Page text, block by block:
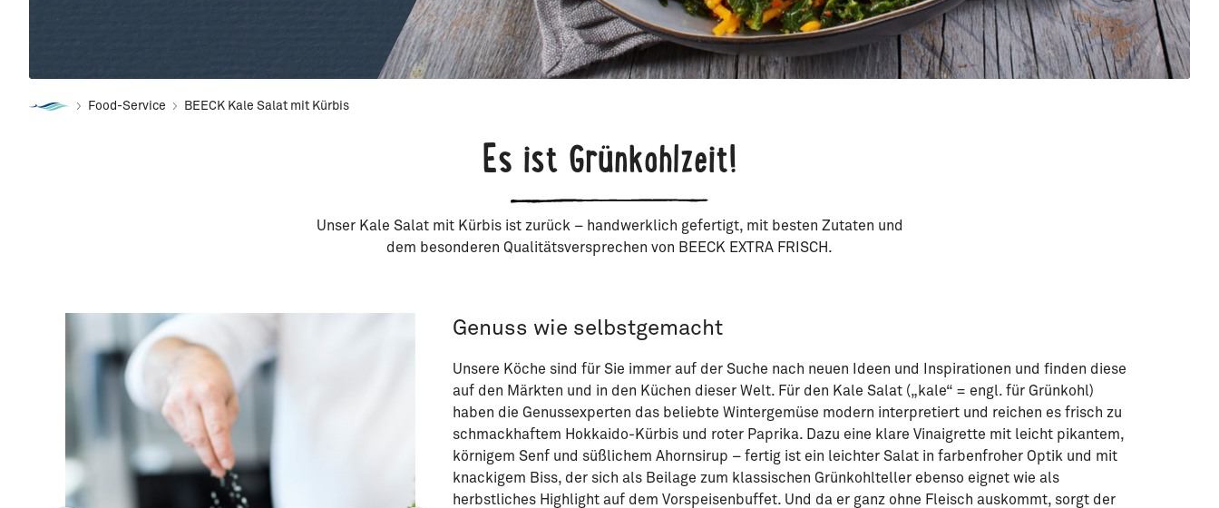
Food-Service BEECK Kale Salat mit Kürbis
Es ist Grünkohlzeit!
Unser Kale Salat mit Kürbis ist zurück – handwerklich gefertigt, mit besten Zutaten und
dem besonderen Qualitätsversprechen von BEECK EXTRA FRISCH.
Genuss wie selbstgemacht
Unsere Köche sind für Sie immer auf der Suche nach neuen Ideen und Inspirationen und finden diese
auf den Märkten und in den Küchen dieser Welt. Für den Kale Salat („kale“ = engl. für Grünkohl)
haben die Genussexperten das beliebte Wintergemüse modern interpretiert und reichen es frisch zu
schmackhaftem Hokkaido-Kürbis und roter Paprika. Dazu eine klare Vinaigrette mit leicht pikantem,
körnigem Senf und süßlichem Ahornsirup – fertig ist ein leichter Salat in farbenfroher Optik und mit
knackigem Biss, der sich als Beilage zum klassischen Grünkohlteller ebenso eignet wie als
herbstliches Highlight auf dem Vorspeisenbuffet. Und da er ganz ohne Fleisch auskommt, sorgt der